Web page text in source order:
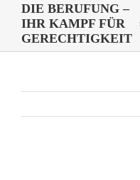
DIE BERUFUNG –
IHR KAMPF FÜR
GERECHTIGKEIT